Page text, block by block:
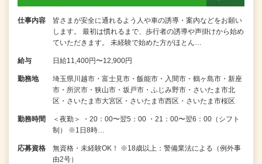
仕事内容
皆さまが安全に通れるよう人や車の誘導・案内などをお願い
します。 最初は慣れるまで、歩行者の誘導や声掛けから始め
ていただきます。 未経験で始めた方がほとん…
給与 日給11,400円〜12,900円
勤務地
埼玉県川越市・富士見市・飯能市・入間市・鶴ヶ島市・新座
市・所沢市・狭山市・坂戸市・ふじみ野市・さいたま市北
区・さいたま市大宮区・さいたま市西区・さいたま市桜区
勤務時間
＜夜勤＞ ・20：00〜翌5：00 ・21：00〜翌6：00（シフト
制） ※1日8時…
応募資格
無資格・未経験OK！ ※18歳以上：警備業法による（例外事
由2号）